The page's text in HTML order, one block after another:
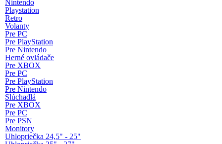
Nintendo
Playstation
Retro
Volanty
Pre PC
Pre PlayStation
Pre Nintendo
Herné ovládače
Pre XBOX
Pre PC
Pre PlayStation
Pre Nintendo
Slúchadlá
Pre XBOX
Pre PC
Pre PSN
Monitory
Uhlopriečka 24,5" - 25"